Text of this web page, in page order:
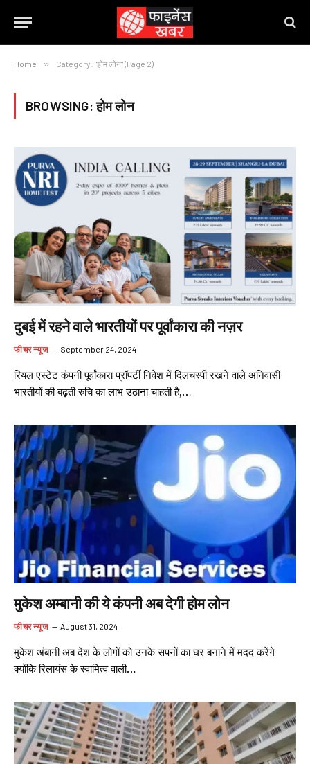
Home » Category: "होम लोन" (Page 2)
BROWSING:होम लोन
दुबई में रहने वाले भारतीयों पर पूर्वांकारा की नज़र
फीचर न्यूज September 24, 2024
रियल एस्टेट कंपनी पूर्वांकारा प्रॉपर्टी निवेश में दिलचस्पी रखने वाले अनिवासी
भारतीयों की बढ़ती रुचि का लाभ उठाना चाहती है,…
मुकेश अम्बानी की ये कंपनी अब देगी होम लोन
फीचर न्यूज August 31, 2024
मुकेश अंबानी अब देश के लोगों को उनके सपनों का घर बनाने में मदद करेंगे
क्योंकि रिलायंस के स्वामित्व वाली…